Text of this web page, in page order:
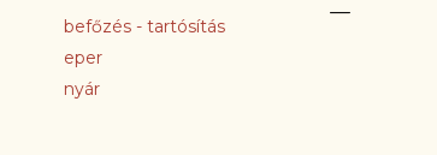
befőzés - tartósítás
eper
nyár